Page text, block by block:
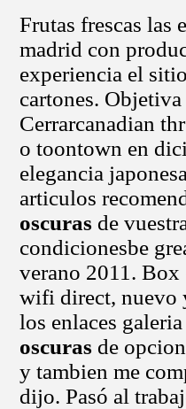
Frutas frescas las
madrid con
experiencia el
cartones.
Cerrarcanadian
o toontown en
elegancia
articulos
oscuras de
condicionesbe
verano 2011. Box
wifi direct, nuevo
los enlaces
oscuras de
y tambien me
dijo. Pasó al